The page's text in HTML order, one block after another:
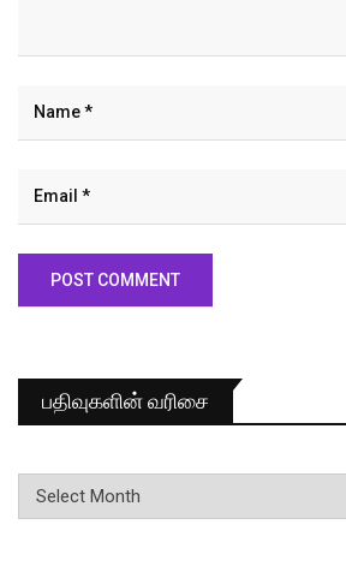
பதிவுகளின் வரிசை
பதிவுகளின்
வரிசை